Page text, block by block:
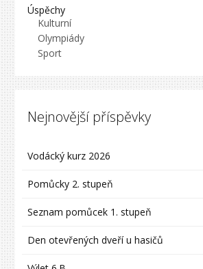
Úspěchy
Kulturní
Olympiády
Sport
Nejnovější příspěvky
Vodácký kurz 2026
Pomůcky 2. stupeň
Seznam pomůcek 1. stupeň
Den otevřených dveří u hasičů